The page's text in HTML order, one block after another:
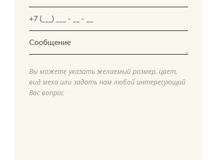
Вы можете указать желаемый размер, цвет,
вид меха или задать нам любой интересующий
Вас вопрос